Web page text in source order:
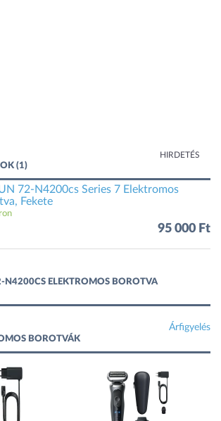
HIRDETÉS
(1)
72-N4200cs Series 7 Elektromos
Fekete
95 000 Ft
N4200CS ELEKTROMOS BOROTVA
Árfigyelés
BOROTVÁK